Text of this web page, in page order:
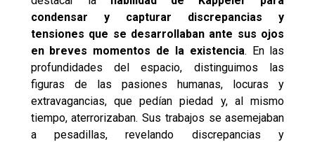
condensar y capturar discrepancias y
tensiones que se desarrollaban ante sus ojos
en breves momentos de la existencia. En las
profundidades del espacio, distinguimos las
figuras de las pasiones humanas, locuras y
extravagancias, que pedían piedad y, al mismo
tiempo, aterrorizaban. Sus trabajos se asemejaban
a pesadillas, revelando discrepancias y